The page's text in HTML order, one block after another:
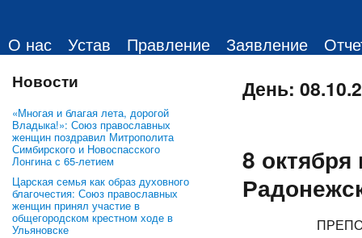
О нас Устав Правление Заявление
Новости
«Многая и благая лета, дорогой
Владыка!»: Союз православных
женщин поздравил Митрополита
Симбирского и Новоспасского
Лонгина с 65-летием
Царская семья как образ духовного
благочестия: Союз православных
женщин принял участие в
общегородском крестном ходе в
Ульяновске
День:
8